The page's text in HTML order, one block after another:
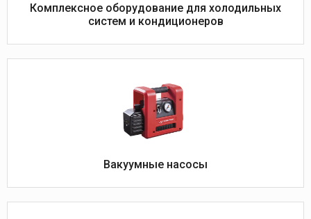
Комплексное оборудование для холодильных
систем и кондиционеров
Вакуумные насосы